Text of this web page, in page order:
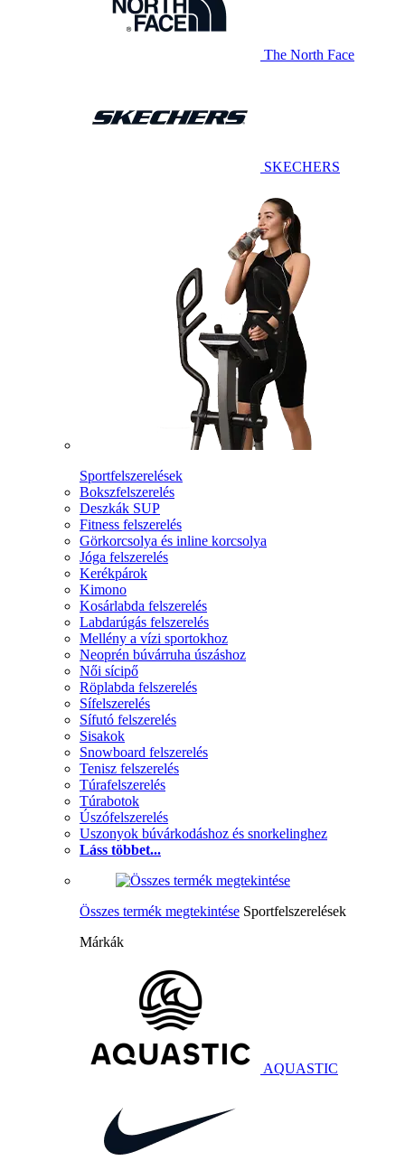
The North Face
SKECHERS
Sportfelszerelések
Bokszfelszerelés
Deszkák SUP
Fitness felszerelés
Görkorcsolya és inline korcsolya
Jóga felszerelés
Kerékpárok
Kimono
Kosárlabda felszerelés
Labdarúgás felszerelés
Mellény a vízi sportokhoz
Neoprén búvárruha úszáshoz
Női sícipő
Röplabda felszerelés
Sífelszerelés
Sífutó felszerelés
Sisakok
Snowboard felszerelés
Tenisz felszerelés
Túrafelszerelés
Túrabotok
Úszófelszerelés
Uszonyok búvárkodáshoz és snorkelinghez
Láss többet...
Összes termék megtekintése Sportfelszerelések
Márkák
AQUASTIC